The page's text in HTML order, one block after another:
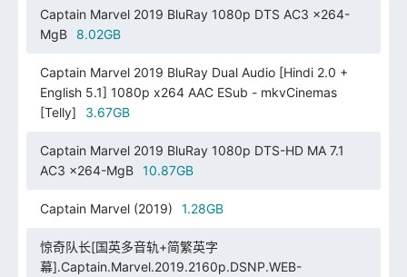
Captain Marvel 2019 BluRay 1080p DTS AC3 x264-
MgB
8.02GB
Captain Marvel 2019 BluRay Dual Audio [Hindi 2.0 +
English 5.1] 1080p x264 AAC ESub - mkvCinemas
[Telly]
3.67GB
Captain Marvel 2019 BluRay 1080p DTS-HD MA 7.1
AC3 x264-MgB
10.87GB
Captain Marvel (2019) 1.28GB
惊奇队长[国英多音轨+简繁英字
幕].Captain.Marvel.2019.2160p.DSNP.WEB-